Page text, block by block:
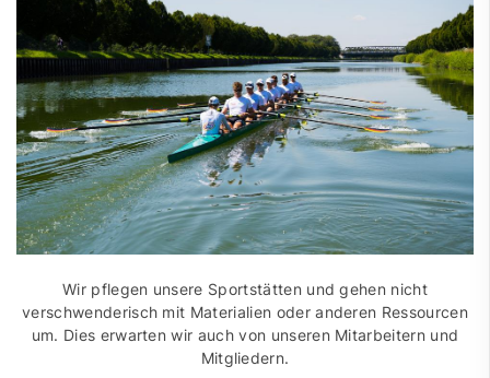
Wir pflegen unsere Sportstätten und gehen nicht
verschwen­derisch mit Mate­ria­lien oder anderen Res­sour­cen
um. Dies er­war­ten wir auch von unseren Mitarbeitern und
Mitgliedern.